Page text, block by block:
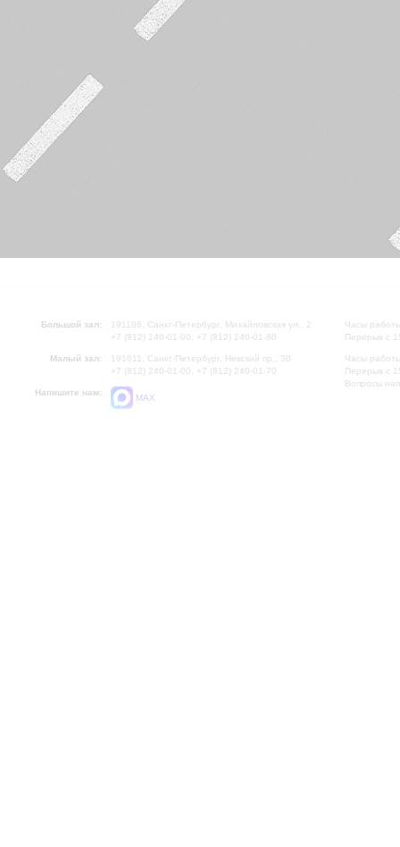
Большой зал:
191186, Санкт-Петербург, Михайловская ул., 2
+7 (812) 240-01-00, +7 (812) 240-01-80
Малый зал:
191011, Санкт-Петербург, Невский пр., 30
+7 (812) 240-01-00, +7 (812) 240-01-70
Напишите нам:
MAX
Часы
Перерыв с
Часы
Перерыв с
Вопросы